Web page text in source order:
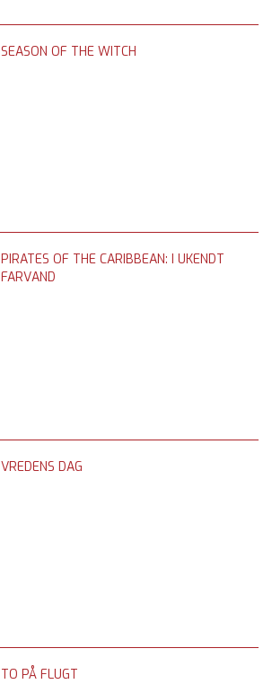
SEASON OF THE WITCH
PIRATES OF THE CARIBBEAN: I UKENDT
FARVAND
VREDENS DAG
TO PÅ FLUGT